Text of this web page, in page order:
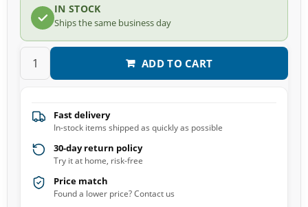
IN STOCK
Ships the same business day
ADD TO CART
Fast delivery
In-stock items shipped as quickly as possible
30-day return policy
Try it at home, risk-free
Price match
Found a lower price? Contact us